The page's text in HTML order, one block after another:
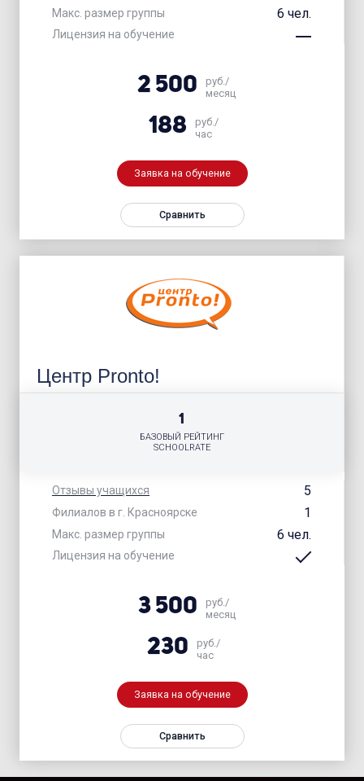
Макс. размер группы 6 чел.
Лицензия на обучение
2 500
руб./
месяц
188
руб./
час
Заявка на обучение
Сравнить
Центр Pronto!
Отзывы учащихся 5
Филиалов в г. Красноярске 1
Макс. размер группы 6 чел.
Лицензия на обучение
1
БАЗОВЫЙ РЕЙТИНГ
SCHOOLRATE
3 500
руб./
месяц
230
руб./
час
Заявка на обучение
Сравнить